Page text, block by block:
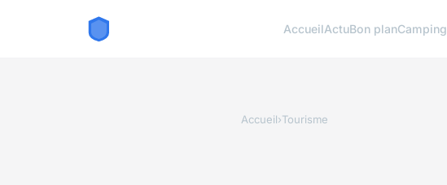
AccueilActuBon planCamping
Accueil›Tourisme